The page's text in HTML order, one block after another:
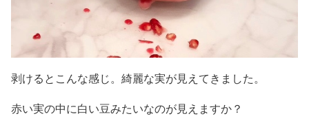
剥けるとこんな感じ。綺麗な実が見えてきました。
赤い実の中に白い豆みたいなのが見えますか？